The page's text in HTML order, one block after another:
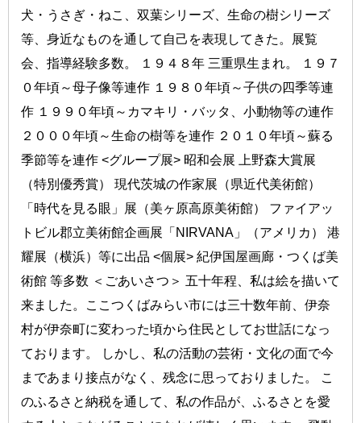
犬・うさぎ・ねこ、双葉シリーズ、生命の樹シリーズ
等、身近なものを通して自己を表現してきた。展覧
会、指導経験多数。 １９４８年 三重県生まれ。 １９７
０年頃～母子像等連作 １９８０年頃～子供の四季等連
作 １９９０年頃～カマキリ・バッタ、小動物等の連作
２０００年頃～生命の樹等を連作 ２０１０年頃～蘇る
季節等を連作 <グループ展> 昭和会展 上野森大賞展
（特別優秀賞） 現代茨城の作家展（県近代美術館）
「時代を見る眼」展（美ヶ原高原美術館） ファイアッ
トビル郡立美術館企画展「NIRVANA」（アメリカ） 港
耀展（横浜）等に出品 <個展> 紀伊国屋画廊・つくば美
術館 等多数 ＜ごあいさつ＞ 五十年程、私は絵を描いて
来ました。ここつくばみらい市には三十数年前、伊奈
村が伊奈町に変わった頃から住民としてお世話になっ
ております。 しかし、私の活動の芸術・文化の面で今
まであまり接点がなく、残念に思っておりました。 こ
のふるさと納税を通して、私の作品が、ふるさとを愛